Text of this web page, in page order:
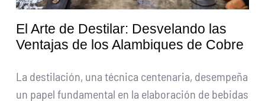
El Arte de Destilar: Desvelando las
Ventajas de los Alambiques de Cobre
La destilación, una técnica centenaria, desempeña
un papel fundamental en la elaboración de bebidas